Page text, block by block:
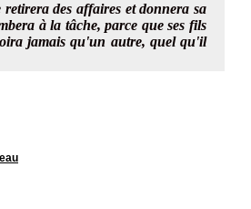
des affaires et donnera sa
à la tâche, parce que ses fils
jamais qu'un autre, quel qu'il